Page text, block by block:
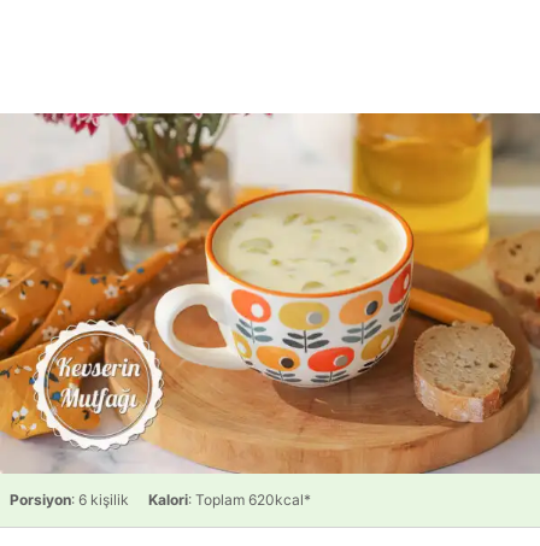
Porsiyon: 6 kişilik Kalori: Toplam 620kcal*